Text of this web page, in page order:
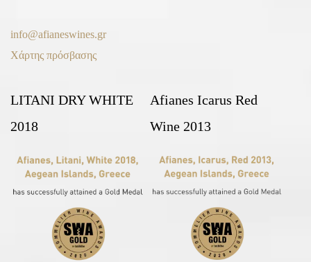
info@afianeswines.gr
Χάρτης πρόσβασης
LITANI DRY WHITE
2018
Afianes Icarus Red
Wine 2013